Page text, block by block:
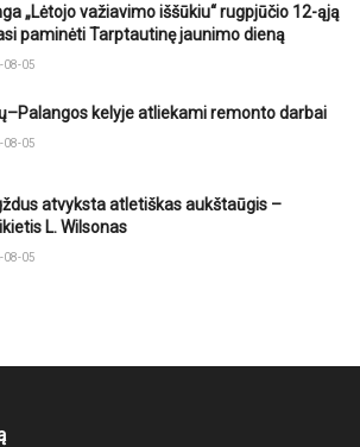
„Lėtojo važiavimo iššūkiu“ rugpjūčio 12-ąją
paminėti Tarptautinę jaunimo dieną
08-05
kelyje atliekami remonto darbai
08-05
atvyksta atletiškas aukštaūgis –
L. Wilsonas
08-05